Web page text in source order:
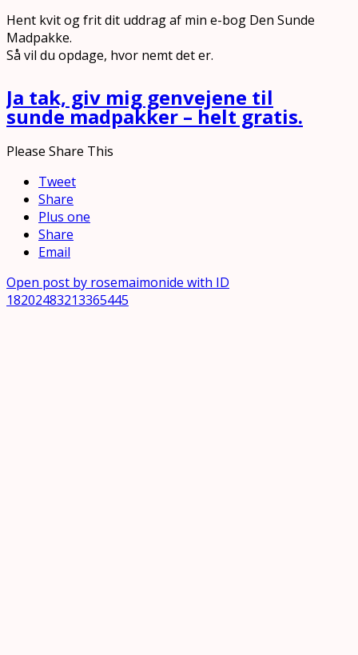
Hent kvit og frit dit uddrag af min e-bog Den Sunde
Madpakke.
Så vil du opdage, hvor nemt det er.
Ja tak, giv mig genvejene til
sunde madpakker – helt gratis.
Please Share This
Tweet
Share
Plus one
Share
Email
Open post by rosemaimonide with ID
18202483213365445